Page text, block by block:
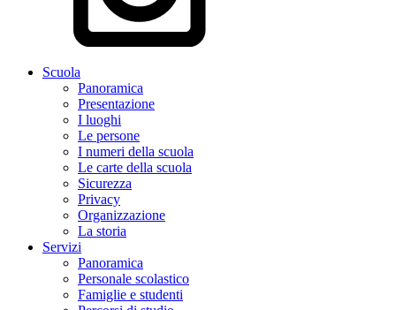
Scuola
Panoramica
Presentazione
I luoghi
Le persone
I numeri della scuola
Le carte della scuola
Sicurezza
Privacy
Organizzazione
La storia
Servizi
Panoramica
Personale scolastico
Famiglie e studenti